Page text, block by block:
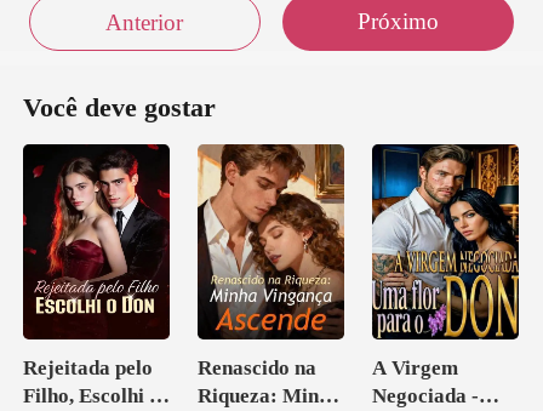
Anterior Próximo
Você deve gostar
Rejeitada pelo
Filho, Escolhi o
Renascido na
Riqueza: Minha
A Virgem
Negociada -